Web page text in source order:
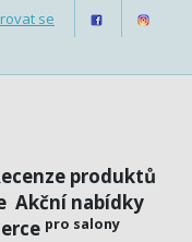
se
produktů
Akční nabídky
pro salony